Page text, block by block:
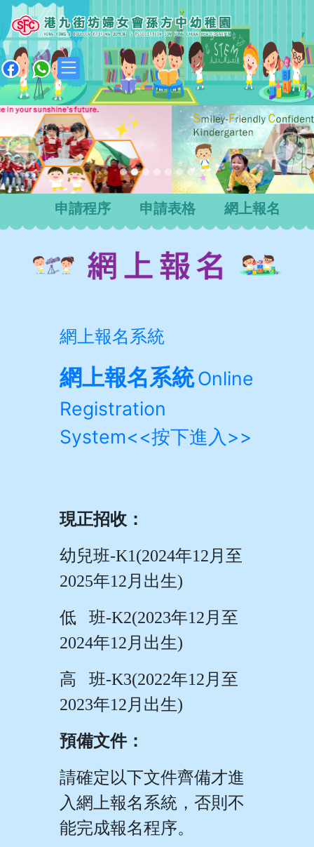
|
Previous Next
申請程序 申請表格 網上報名
網上報名系統
網上報名系統Online
Registration
System<<按下進入>>
現正招收：
幼兒班-K1(2024年12月至
2025年12月出生)
低
班-K2(2023年12月至
2024年12月出生)
高
班-K3(2022年12月至
2023年12月出生)
預備文件：
請確定以下文件齊備才進
入網上報名系統，否則不
能完成報名程序。